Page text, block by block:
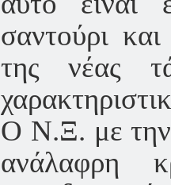
σαντούρι
της νέας
Ο Ν.Ξ. με την
ανάλαφρη